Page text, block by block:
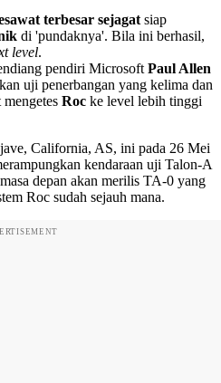
terbesar sejagat siap
di 'pundaknya'. Bila ini berhasil,
level.
pendiri Microsoft Paul Allen
uji penerbangan yang kelima dan
Roc ke level lebih tinggi
California, AS, ini pada 26 Mei
kendaraan uji Talon-A
depan akan merilis TA-0 yang
Roc sudah sejauh mana.